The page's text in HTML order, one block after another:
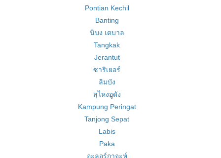
Pontian Kechil
Banting
นิบง เตบาล
Tangkak
Jerantut
ซาริเยอร์
ลิมบัง
สุไหงอูดัง
Kampung Peringat
Tanjong Sepat
Labis
Paka
อะลอร์กาจะห์